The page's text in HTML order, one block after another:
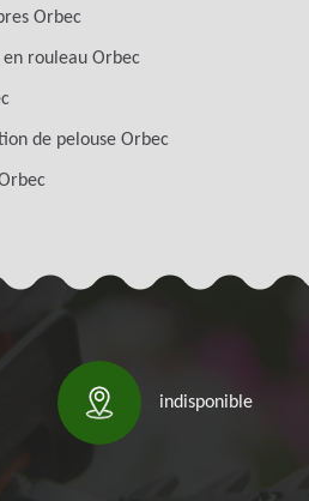
Orbec
en rouleau Orbec
de pelouse Orbec
indisponible